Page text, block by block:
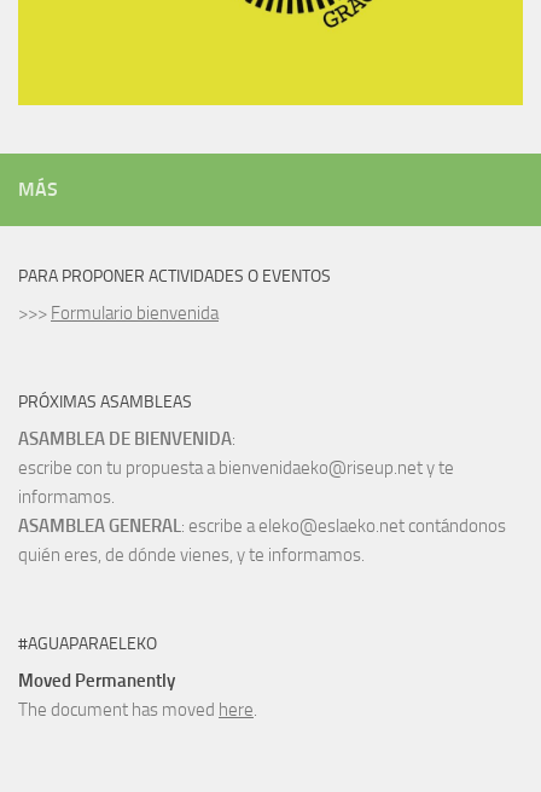
MÁS
PARA PROPONER ACTIVIDADES O EVENTOS
>>> Formulario bienvenida
PRÓXIMAS ASAMBLEAS
ASAMBLEA DE BIENVENIDA:
escribe con tu propuesta a bienvenidaeko@riseup.net y te
informamos.
ASAMBLEA GENERAL: escribe a eleko@eslaeko.net contándonos
quién eres, de dónde vienes, y te informamos.
#AGUAPARAELEKO
Moved Permanently
The document has moved here.